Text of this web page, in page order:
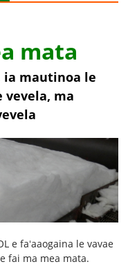
mata
ia mautinoa le
vevela, ma
e faʻaaogaina le vavae
fai ma mea mata.